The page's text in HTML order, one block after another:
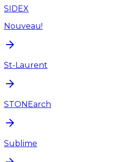
SIDEX
Nouveau!
St-Laurent
STONEarch
Sublime